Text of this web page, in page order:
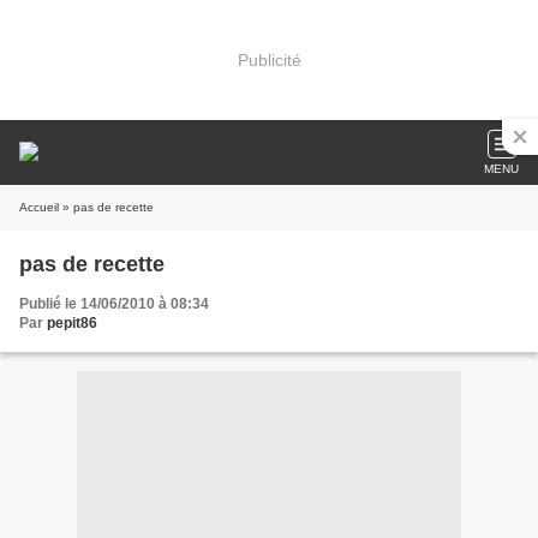
Publicité
MENU
Accueil » pas de recette
pas de recette
Publié le 14/06/2010 à 08:34
Par pepit86